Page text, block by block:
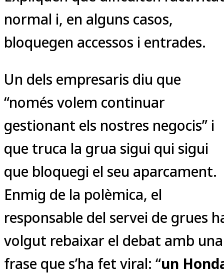
normal i, en alguns casos,
bloquegen accessos i entrades.
Un dels empresaris diu que
“només volem continuar
gestionant els nostres negocis” i
que truca la grua sigui qui sigui
que bloquegi el seu aparcament.
Enmig de la polèmica, el
responsable del servei de grues
volgut rebaixar el debat amb una
frase que s’ha fet viral: “un